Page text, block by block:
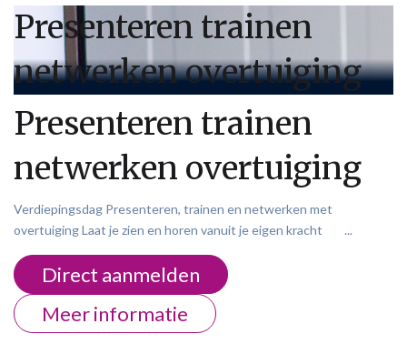
Presenteren trainen
netwerken overtuiging
Presenteren trainen
netwerken overtuiging
Verdiepingsdag Presenteren, trainen en netwerken met
overtuiging Laat je zien en horen vanuit je eigen kracht ...
Direct aanmelden
Meer informatie